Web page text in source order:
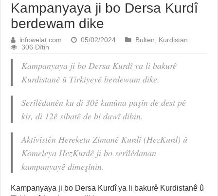
Kampanyaya ji bo Dersa Kurdî
berdewam dike
infowelat.com 05/02/2024 Bulten, Kurdistan
306 Dîtin
Kampanyaya ji bo Dersa Kurdî ya li bakurê
Kurdistanê û Tirkiyeyê berdewam dike.
Serîlêdanên ku di 30ê kanûna paşîn de dest pê
kir, di 12ê sibatê de bi dawî dibin.
Aktîvîstên Hereketa Zimanê Kurdî (HezKurd) û
Komeleya HezKurdê ji bo serîlêdanan
kampanyayê dimeşînin.
Kampanyaya ji bo Dersa Kurdî ya li bakurê Kurdistanê û